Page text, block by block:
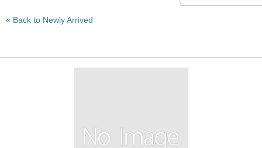
Back to Newly Arrived